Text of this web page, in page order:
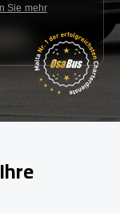
Sie mehr